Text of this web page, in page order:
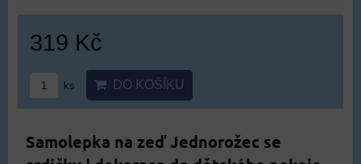
319 Kč
ks DO KOŠÍKU
Samolepka na zeď Jednorožec se